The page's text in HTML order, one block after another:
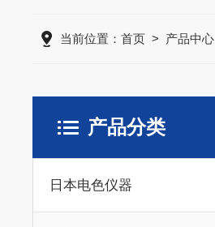
当前位置：首页 > 产品中心
产品分类
日本电色仪器